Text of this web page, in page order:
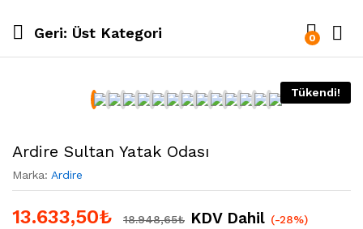
Geri: Üst Kategori 0
Tükendi!
Ardire Sultan Yatak Odası
Marka: Ardire
13.633,50₺ 18.948,65₺ KDV Dahil (-28%)